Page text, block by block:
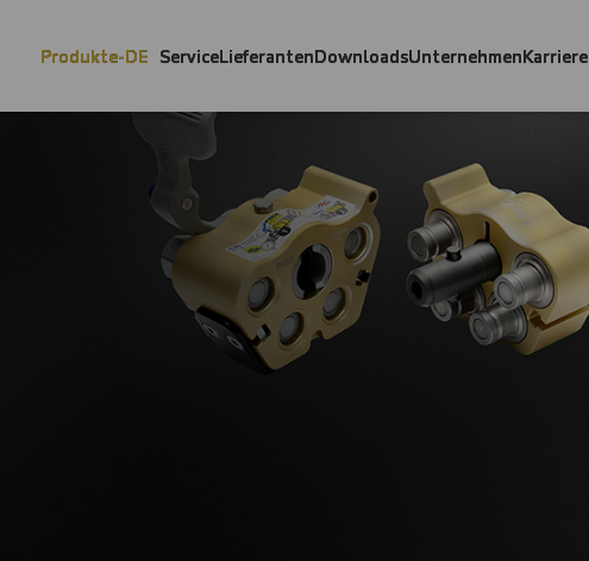
Produkte-DE ServiceLieferantenDownloadsUnternehmenKarriere